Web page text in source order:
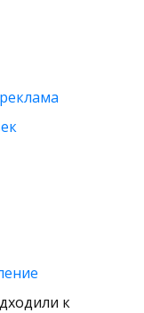
право
к